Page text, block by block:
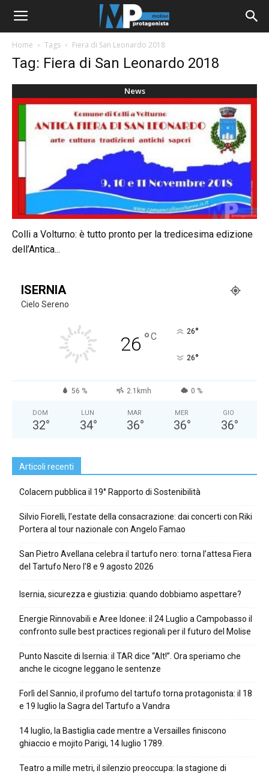
Home Tags Fiera di San Leonardo 2018
Tag: Fiera di San Leonardo 2018
News
Colli a Volturno: è tutto pronto per la tredicesima edizione
dell’Antica...
ISERNIA
Cielo Sereno
26 °C 26°
26°
56 % 2.1kmh 0 %
DOM
32°
LUN
34°
MAR
36°
MER
36°
GIO
36°
Articoli recenti
Colacem pubblica il 19° Rapporto di Sostenibilità
Silvio Fiorelli, l’estate della consacrazione: dai concerti con Riki
Portera al tour nazionale con Angelo Famao
San Pietro Avellana celebra il tartufo nero: torna l’attesa Fiera
del Tartufo Nero l’8 e 9 agosto 2026
Isernia, sicurezza e giustizia: quando dobbiamo aspettare?
Energie Rinnovabili e Aree Idonee: il 24 Luglio a Campobasso il
confronto sulle best practices regionali per il futuro del Molise
Punto Nascite di Isernia: il TAR dice “Alt!”. Ora speriamo che
anche le cicogne leggano le sentenze
Forlì del Sannio, il profumo del tartufo torna protagonista: il 18
e 19 luglio la Sagra del Tartufo a Vandra
14 luglio, la Bastiglia cade mentre a Versailles finiscono
ghiaccio e mojito Parigi, 14 luglio 1789.
Teatro a mille metri, il silenzio preoccupa: la stagione di